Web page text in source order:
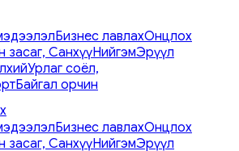
Бизнес лавлахОнцлох
засаг, СанхүүНийгэмЭрүүл
Урлаг соёл,
Байгал орчин
Бизнес лавлахОнцлох
засаг, СанхүүНийгэмЭрүүл